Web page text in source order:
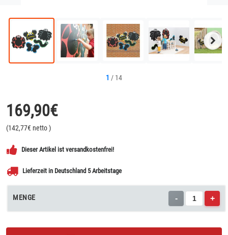
1 / 14
169,90€
(142,77€ netto)
Dieser Artikel ist versandkostenfrei!
Lieferzeit in Deutschland 5 Arbeitstage
MENGE - +